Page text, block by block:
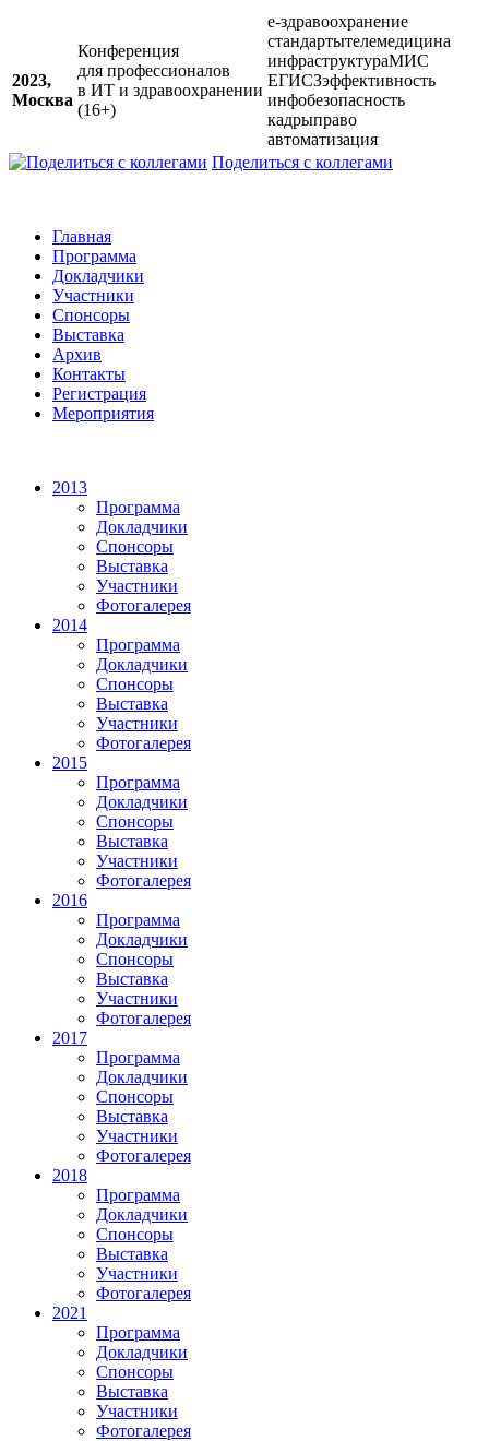
2023,
Москва
Конференция
для профессионалов
в ИТ и здравоохранении
(16+)
е-здравоохранение
стандартытелемедицина
инфраструктураМИС
ЕГИСЗэффективность
инфобезопасность
кадрыправо
автоматизация
Поделиться с коллегами
Главная
Программа
Докладчики
Участники
Спонсоры
Выставка
Архив
Контакты
Регистрация
Мероприятия
2013
Программа
Докладчики
Спонсоры
Выставка
Участники
Фотогалерея
2014
Программа
Докладчики
Спонсоры
Выставка
Участники
Фотогалерея
2015
Программа
Докладчики
Спонсоры
Выставка
Участники
Фотогалерея
2016
Программа
Докладчики
Спонсоры
Выставка
Участники
Фотогалерея
2017
Программа
Докладчики
Спонсоры
Выставка
Участники
Фотогалерея
2018
Программа
Докладчики
Спонсоры
Выставка
Участники
Фотогалерея
2021
Программа
Докладчики
Спонсоры
Выставка
Участники
Фотогалерея